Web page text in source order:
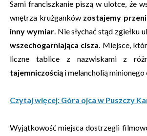
Sami franciszkanie piszą w ulotce, że
wnętrza krużganków zostajemy
inny wymiar. Nie słychać stąd zgiełku
wszechogarniająca cisza. Miejsce,
liczne tablice z nazwiskami z
tajemniczością i melancholią minionego
Czytaj więcej: Góra ojca w Puszczy
Wyjątkowość miejsca dostrzegli